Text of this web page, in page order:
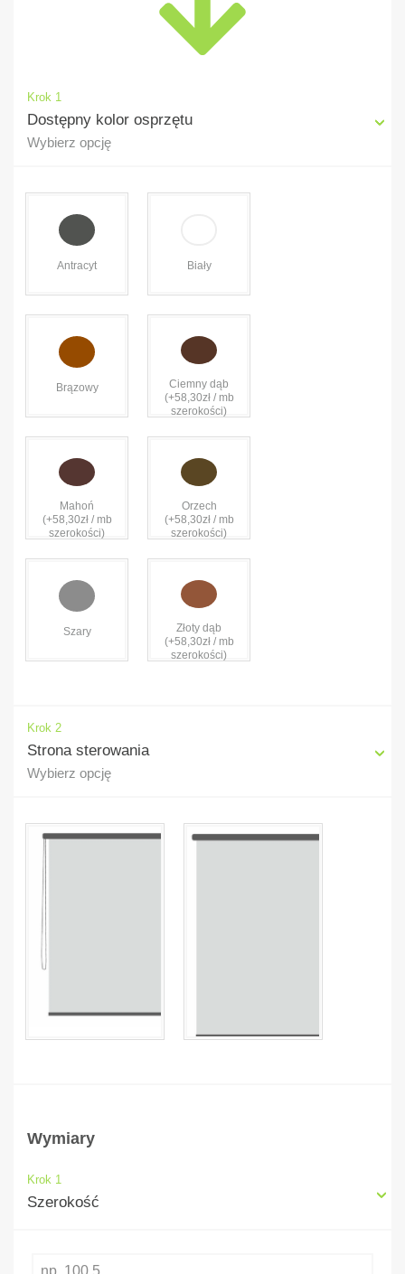
Krok 1
Dostępny kolor osprzętu
Wybierz opcję
Antracyt Biały
Brązowy
Ciemny dąb
(+58,30zł / mb
szerokości)
Mahoń
(+58,30zł / mb
szerokości)
Orzech
(+58,30zł / mb
szerokości)
Szary
Złoty dąb
(+58,30zł / mb
szerokości)
Krok 2
Strona sterowania
Wybierz opcję
Wymiary
Krok 1
Szerokość